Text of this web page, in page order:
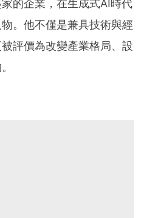
的企業，在生成式AI時代
。他不僅是兼具技術與經
評價為改變產業格局、設